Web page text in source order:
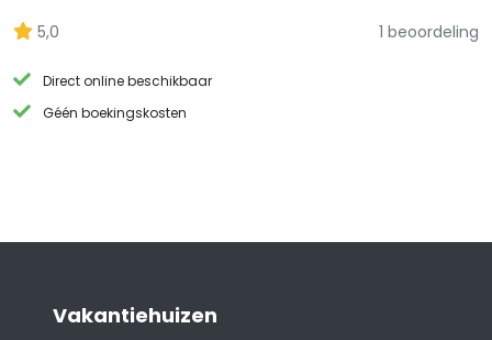
5,0 1 beoordeling
Direct online beschikbaar
Géén boekingskosten
Vakantiehuizen